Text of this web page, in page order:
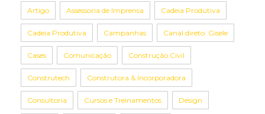
Artigo Assessoria de Imprensa Cadeia Produtiva
Cadeia Produtiva Campanhas Canal direto: Gisele
Cases Comunicação Construção Civil
Construtech Construtora & Incorporadora
Consultoria Cursos e Treinamentos Design